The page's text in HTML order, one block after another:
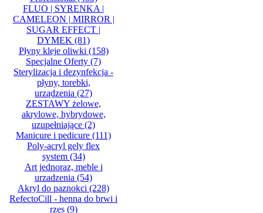
FLUO | SYRENKA |
CAMELEON | MIRROR |
SUGAR EFFECT |
DYMEK (81)
Płyny kleje oliwki (158)
Specjalne Oferty (7)
Sterylizacja i dezynfekcja -
płyny, torebki,
urządzenia (27)
ZESTAWY żelowe,
akrylowe, hybrydowe,
uzupełniające (2)
Manicure i pedicure (111)
Poly-acryl gely flex
system(34)
Art jednoraz, meble i
urzadzenia (54)
Akryl do paznokci (228)
RefectoCill - henna do brwi i
rzęs(9)